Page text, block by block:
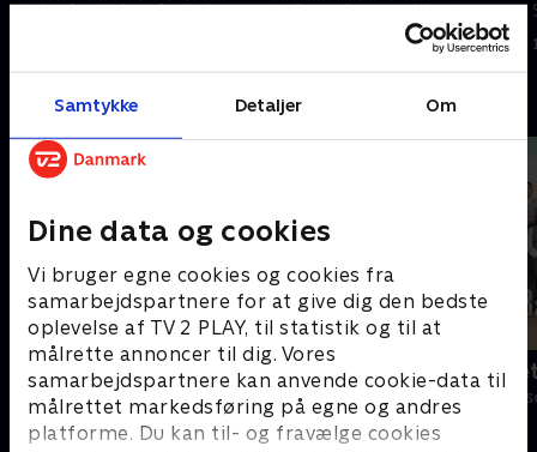
Samtykke Detaljer Om
Dine data og cookies
Vi bruger egne cookies og cookies fra
samarbejdspartnere for at give dig den bedste
oplevelse af TV 2 PLAY, til statistik og til at
målrette annoncer til dig. Vores
samarbejdspartnere kan anvende cookie-data til
målrettet markedsføring på egne og andres
platforme. Du kan til- og fravælge cookies
rigtige far til det ufødte barn,
indlæggelsen gør Martin en
dramatisk opdagelse
7. september 2012 • 43 min
Andre så også
Bjergets helte
Drama • 15 sæsoner Drama • 10